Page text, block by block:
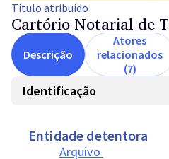
Título atribuído
Cartório Notarial de
Descrição
Atores
relacionados
(7)
Identificação
Entidade detentora
Arquivo